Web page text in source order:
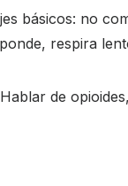
básicos: no
respira
de